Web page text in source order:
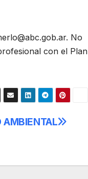
No
con el Plan
AMBIENTAL